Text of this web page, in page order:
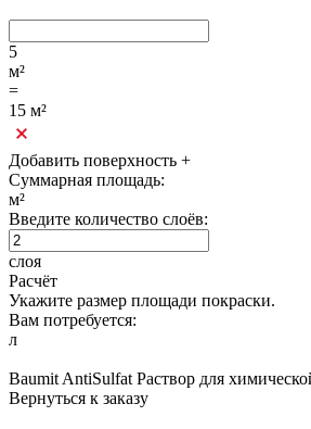
5
м²
=
15 м²
Добавить поверхность +
Суммарная площадь:
м²
Введите количество слоёв:
слоя
Расчёт
Укажите размер площади покраски.
Вам потребуется:
л
Baumit AntiSulfat Раствор для
Вернуться к заказу